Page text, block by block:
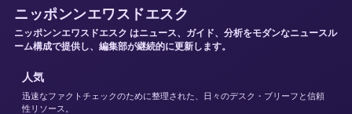
ニッポンンエワスドエスク
ニッポンンエワスドエスク はニュース、ガイド、分析をモダンなニュースル
ーム構成で提供し、編集部が継続的に更新します。
人気
迅速なファクトチェックのために整理された、日々のデスク・ブリーフと信頼
性リソース。